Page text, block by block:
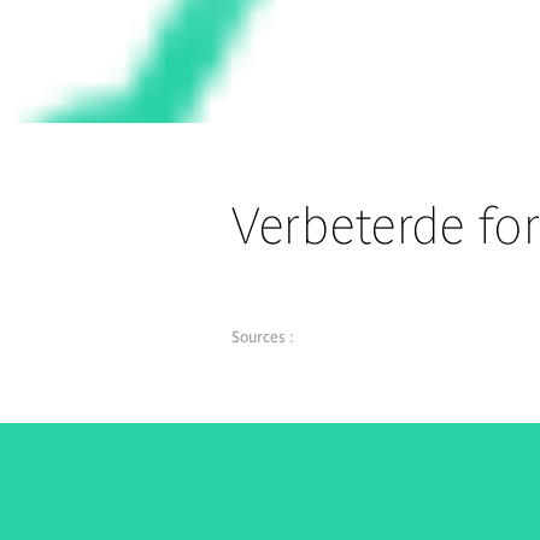
Verbeterde
Sources :